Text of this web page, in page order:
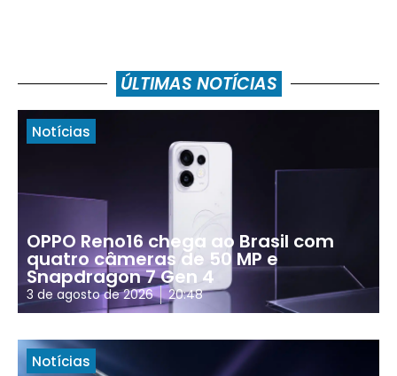
ÚLTIMAS NOTÍCIAS
Notícias
OPPO Reno16 chega ao Brasil com
quatro câmeras de 50 MP e
Snapdragon 7 Gen 4
3 de agosto de 2026 20:48
Notícias